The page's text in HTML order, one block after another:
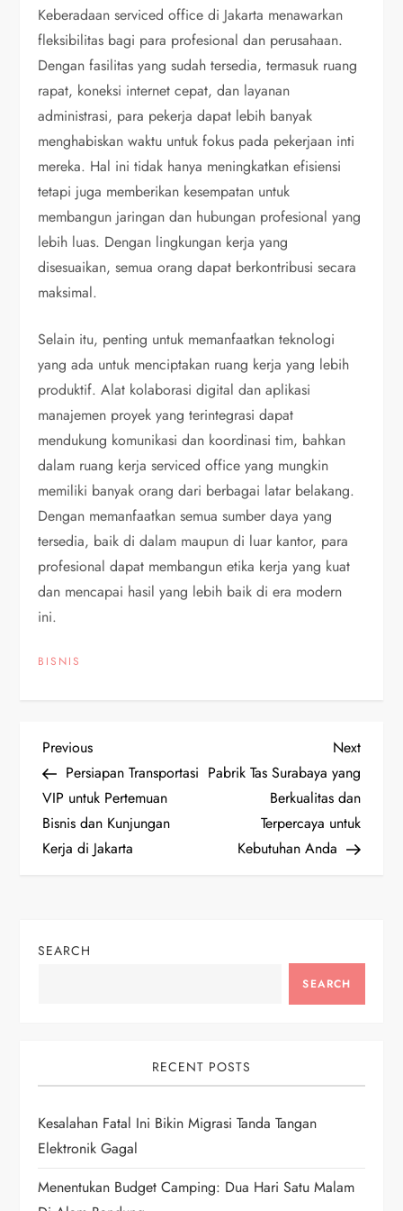
Keberadaan serviced office di Jakarta menawarkan
fleksibilitas bagi para profesional dan perusahaan.
Dengan fasilitas yang sudah tersedia, termasuk ruang
rapat, koneksi internet cepat, dan layanan
administrasi, para pekerja dapat lebih banyak
menghabiskan waktu untuk fokus pada pekerjaan inti
mereka. Hal ini tidak hanya meningkatkan efisiensi
tetapi juga memberikan kesempatan untuk
membangun jaringan dan hubungan profesional yang
lebih luas. Dengan lingkungan kerja yang
disesuaikan, semua orang dapat berkontribusi secara
maksimal.
Selain itu, penting untuk memanfaatkan teknologi
yang ada untuk menciptakan ruang kerja yang lebih
produktif. Alat kolaborasi digital dan aplikasi
manajemen proyek yang terintegrasi dapat
mendukung komunikasi dan koordinasi tim, bahkan
dalam ruang kerja serviced office yang mungkin
memiliki banyak orang dari berbagai latar belakang.
Dengan memanfaatkan semua sumber daya yang
tersedia, baik di dalam maupun di luar kantor, para
profesional dapat membangun etika kerja yang kuat
dan mencapai hasil yang lebih baik di era modern
ini.
BISNIS
P
o
s
a
g
a
t
Previous
Post
Previous
Persiapan Transportasi
VIP untuk Pertemuan
Bisnis dan Kunjungan
Kerja di Jakarta
Next
Post
Next
Pabrik Tas Surabaya yang
Berkualitas dan
Terpercaya untuk
Kebutuhan Anda
SEARCH
SEARCH
RECENT POSTS
Kesalahan Fatal Ini Bikin Migrasi Tanda Tangan
Elektronik Gagal
Menentukan Budget Camping: Dua Hari Satu Malam